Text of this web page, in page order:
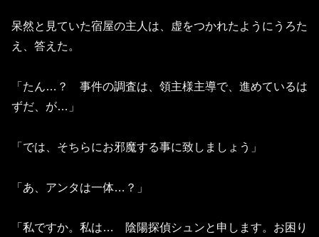
呆然と見ていた宿屋の主人は、虚をつかれたようにうろた
え、答えた。
「たん…？ 事件の調査は、領主様主導で、進めているは
ずだ、が…」
「では、そちらにお邪魔する事に致しましょう」
「あ、アンタは一体…？」
「私ですか。私は… 陰陽探偵シュンと申します。お困り